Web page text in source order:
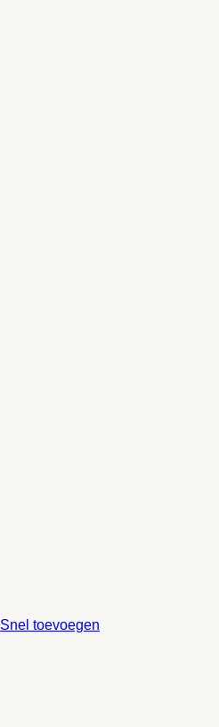
Snel toevoegen